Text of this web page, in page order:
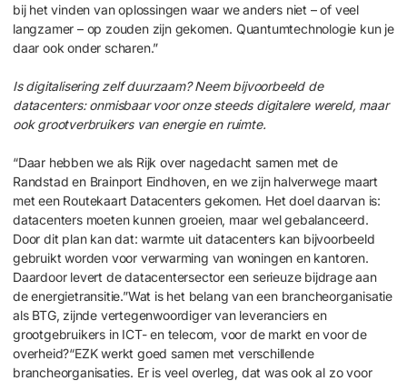
bij het vinden van oplossingen waar we anders niet – of veel
langzamer – op zouden zijn gekomen. Quantumtechnologie kun je
daar ook onder scharen.”
Is digitalisering zelf duurzaam? Neem bijvoorbeeld de
datacenters: onmisbaar voor onze steeds digitalere wereld, maar
ook grootverbruikers van energie en ruimte.
“Daar hebben we als Rijk over nagedacht samen met de
Randstad en Brainport Eindhoven, en we zijn halverwege maart
met een Routekaart Datacenters gekomen. Het doel daarvan is:
datacenters moeten kunnen groeien, maar wel gebalanceerd.
Door dit plan kan dat: warmte uit datacenters kan bijvoorbeeld
gebruikt worden voor verwarming van woningen en kantoren.
Daardoor levert de datacentersector een serieuze bijdrage aan
de energietransitie.”Wat is het belang van een brancheorganisatie
als BTG, zijnde vertegenwoordiger van leveranciers en
grootgebruikers in ICT- en telecom, voor de markt en voor de
overheid?“EZK werkt goed samen met verschillende
brancheorganisaties. Er is veel overleg, dat was ook al zo voor